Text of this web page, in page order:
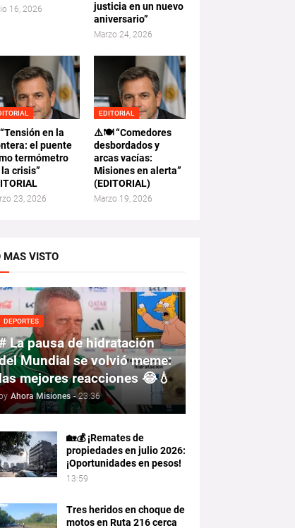
16, 2026
justicia en un nuevo
aniversario”
Marzo 24, 2026
en la
el puente
termómetro
crisis”
23, 2026
EDITORIAL
⚠️🍽️ “Comedores
desbordados y
arcas vacías:
Misiones en alerta”
(EDITORIAL)
Marzo 19, 2026
MAS VISTO
DEPORTES
La pausa de hidratación
Mundial se volvió meme:
las mejores reacciones 😂💧
by Ahora Misiones - 23:36
🏡💰 ¡Remates de
propiedades en julio 2026:
¡Oportunidades en pesos!
13:59
Tres heridos en choque de
motos en Ruta 216 cerca